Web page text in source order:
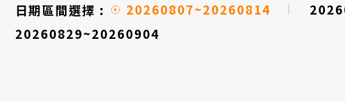
師
時
日期區間選擇 : 20260807~20260814
20260829~20260904